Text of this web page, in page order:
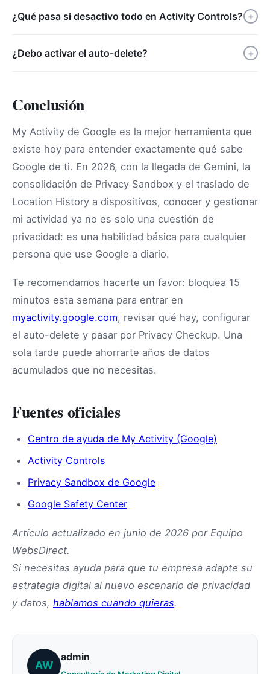
¿Qué pasa si desactivo todo en Activity Controls? +
¿Debo activar el auto-delete? +
Conclusión
My Activity de Google es la mejor herramienta que
existe hoy para entender exactamente qué sabe
Google de ti. En 2026, con la llegada de Gemini, la
consolidación de Privacy Sandbox y el traslado de
Location History a dispositivos, conocer y gestionar
mi actividad ya no es solo una cuestión de
privacidad: es una habilidad básica para cualquier
persona que use Google a diario.
Te recomendamos hacerte un favor: bloquea 15
minutos esta semana para entrar en
myactivity.google.com, revisar qué hay, configurar
el auto-delete y pasar por Privacy Checkup. Una
sola tarde puede ahorrarte años de datos
acumulados que no necesitas.
Fuentes oficiales
Centro de ayuda de My Activity (Google)
Activity Controls
Privacy Sandbox de Google
Google Safety Center
Artículo actualizado en junio de 2026 por Equipo
WebsDirect.
Si necesitas ayuda para que tu empresa adapte su
estrategia digital al nuevo escenario de privacidad
y datos, hablamos cuando quieras.
AW
admin